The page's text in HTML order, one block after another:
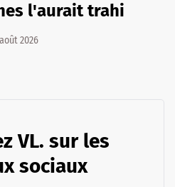
l'aurait trahi
2026
VL. sur les
sociaux